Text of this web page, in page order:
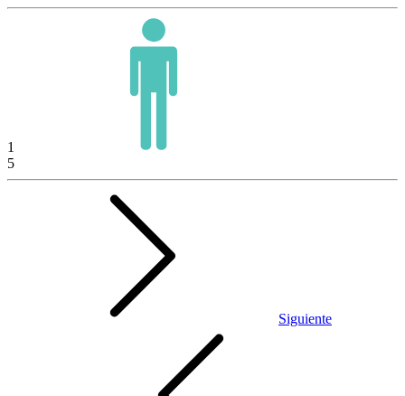
1
5
Siguiente